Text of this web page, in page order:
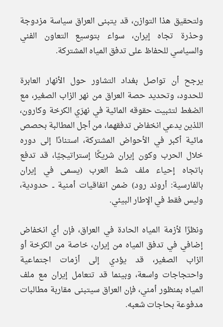
ولتحقيق هذا التوازن، قد يتبنى العراق سياسة مزدوجة
وحذرة تجاه إيران، سواء بتوسيع التعاون الفني
والسياسي للحفاظ على تدفق المياه المشتركة.
يرجح أن تواصل بغداد التشاور حول الأنهار العابرة
للحدود، وتحديد حصة العراق من نهر الزاب الصغير، مع
الضغط لتثبيت حقوقه المائية في نهرَي الكرخة وكارون،
اللذين يدعي انخفاض تدفقهما، من أجل المطالبة بحصص
مائية أكبر في الأحواض المشتركة، استنادًا إلى دوره
خلال الحرب وكون إيران شريكًا إستراتيجيًا، قد تدفع
باتجاه إحياء ملف شط العرب (يسمى في إيران
بالفارسية: أروند رود) ضمن اتفاقيات أمنية ــ حدودية،
وليس فقط في الإطار البيئي.
ونظرًا لأزمة المياه الحادة في العراق، فإن أي انخفاض
إضافي في تدفق المياه من إيران، خاصة من الكرخة أو
الزاب الصغير، قد يؤدي إلى أزمات اجتماعية
واحتجاجات واسعة، وبينما قد تتعامل إيران مع ملف
المياه بمنظور أمني، فإن العراق سيتبنى مقاربة مطالبات
مدفوعة بحاجات شعبه.